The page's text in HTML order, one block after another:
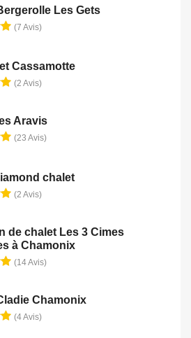
Les Gets
(7 Avis)
Cassamotte
(2 Avis)
Aravis
(23 Avis)
chalet
(2 Avis)
de chalet Les 3 Cimes
à Chamonix
(14 Avis)
Chamonix
(4 Avis)